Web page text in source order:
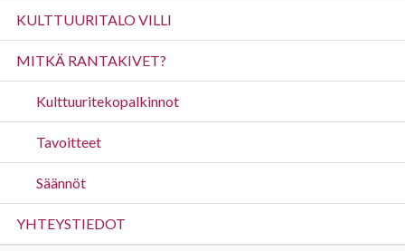
KULTTUURITALO VILLI
MITKÄ RANTAKIVET?
Kulttuuritekopalkinnot
Tavoitteet
Säännöt
YHTEYSTIEDOT